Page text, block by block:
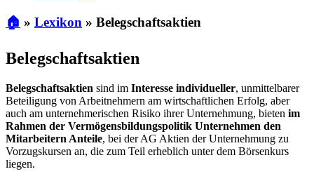
🏠 » Lexikon » Belegschaftsaktien
Belegschaftsaktien
Belegschaftsaktien sind im Interesse individueller, unmittelbarer
Beteiligung von Arbeitnehmern am wirtschaftlichen Erfolg, aber
auch am unternehmerischen Risiko ihrer Unternehmung, bieten im
Rahmen der Vermögensbildungspolitik Unternehmen den
Mitarbeitern Anteile, bei der AG Aktien der Unternehmung zu
Vorzugskursen an, die zum Teil erheblich unter dem Börsenkurs
liegen.